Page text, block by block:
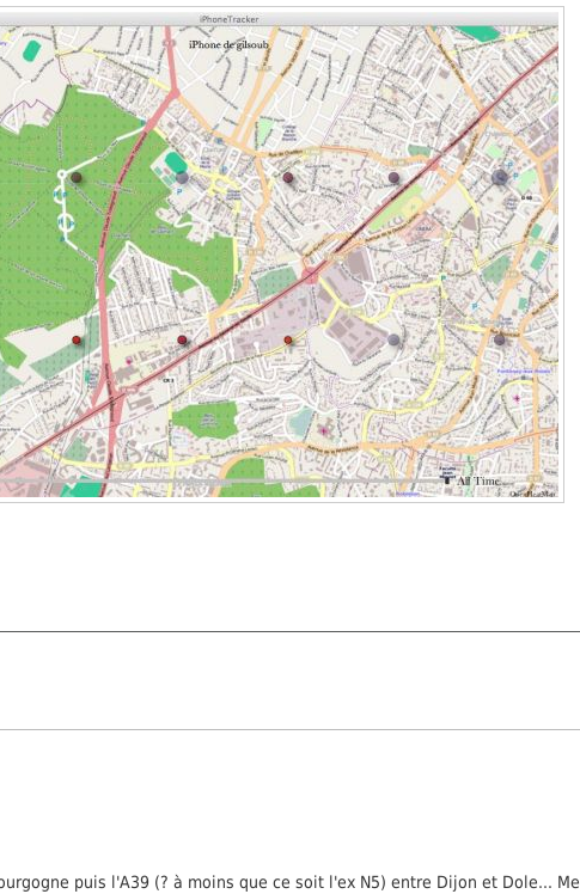
puis l'A39 (? à moins que ce soit l'ex N5) entre Dijon et Dole...